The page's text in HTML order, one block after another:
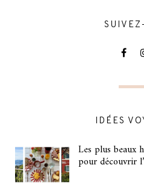
IDÉES
Les plus beaux
pour découvrir